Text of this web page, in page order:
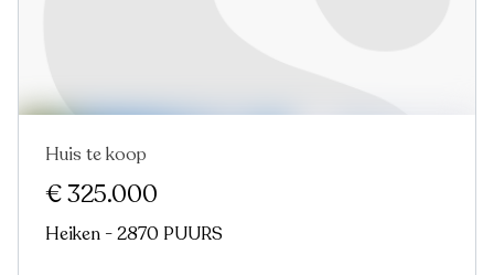
Nieuw
Huis te koop
€ 325.000
Heiken - 2870 PUURS